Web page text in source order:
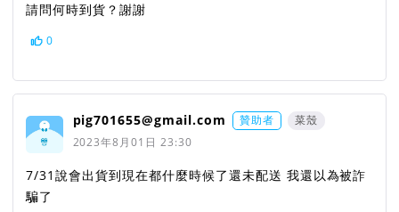
請問何時到貨？謝謝
0
pig701655@gmail.com 贊助者
菜殼
2023年8月01日 23:30
7/31說會出貨到現在都什麼時候了還未配送 我還以為被詐
騙了